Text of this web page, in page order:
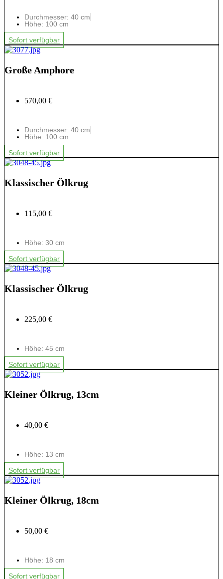
Durchmesser: 40 cm
Höhe: 100 cm
Sofort verfügbar
Große Amphore
570,00 €
Durchmesser: 40 cm
Höhe: 100 cm
Sofort verfügbar
Klassischer Ölkrug
115,00 €
Höhe: 30 cm
Sofort verfügbar
Klassischer Ölkrug
225,00 €
Höhe: 45 cm
Sofort verfügbar
Kleiner Ölkrug, 13cm
40,00 €
Höhe: 13 cm
Sofort verfügbar
Kleiner Ölkrug, 18cm
50,00 €
Höhe: 18 cm
Sofort verfügbar